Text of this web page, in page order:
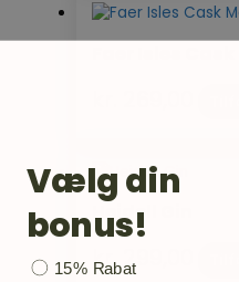
Faer Isles
Heidell Gin
kr.299,00
Vælg din
bonus!
Bonusgave
15% Rabat